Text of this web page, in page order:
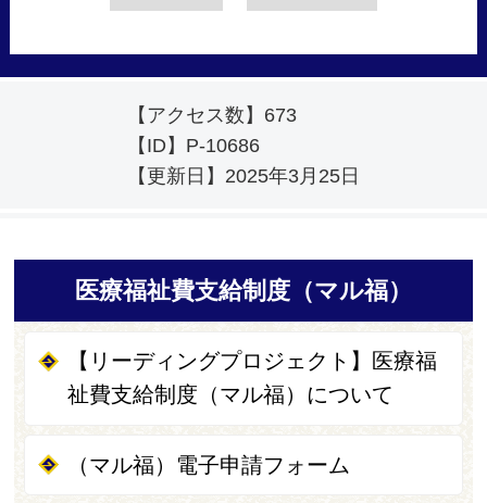
【アクセス数】 673
【ID】 P-10686
【更新日】 2025年3月25日
医療福祉費支給制度（マル福）
【リーディングプロジェクト】医療福
祉費支給制度（マル福）について
（マル福）電子申請フォーム